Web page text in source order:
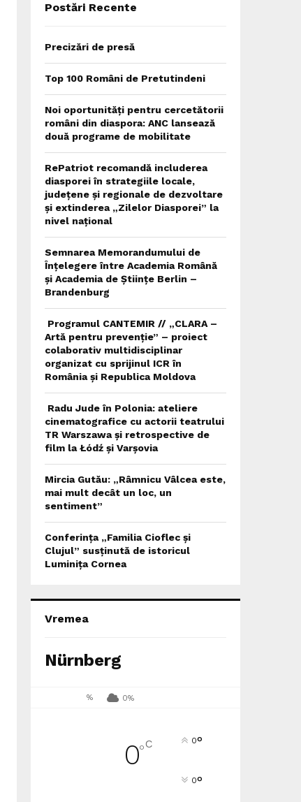
Postări Recente
Precizări de presă
Top 100 Români de Pretutindeni
Noi oportunități pentru cercetătorii
români din diaspora: ANC lansează
două programe de mobilitate
RePatriot recomandă includerea
diasporei în strategiile locale,
județene și regionale de dezvoltare
și extinderea „Zilelor Diasporei” la
nivel național
Semnarea Memorandumului de
Înțelegere între Academia Română
și Academia de Științe Berlin –
Brandenburg
Programul CANTEMIR // „CLARA –
Artă pentru prevenție” – proiect
colaborativ multidisciplinar
organizat cu sprijinul ICR în
România și Republica Moldova
Radu Jude în Polonia: ateliere
cinematografice cu actorii teatrului
TR Warszawa și retrospective de
film la Łódź și Varșovia
Mircia Gutău: „Râmnicu Vâlcea este,
mai mult decât un loc, un
sentiment”
Conferința „Familia Cioflec și
Clujul” susținută de istoricul
Luminița Cornea
Vremea
Nürnberg
% 0%
0°C 0°
0°